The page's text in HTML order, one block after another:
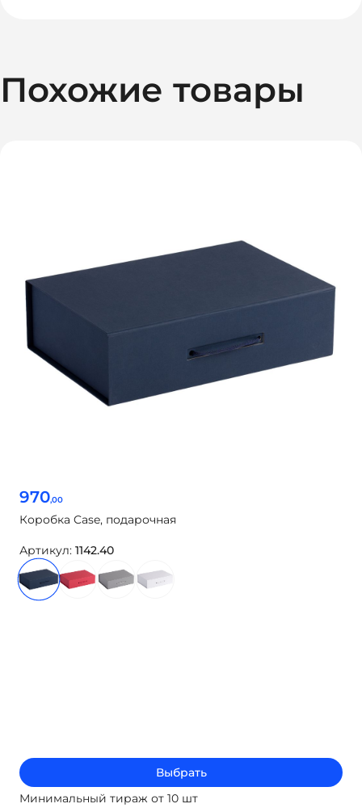
Похожие товары
970,00
Коробка Case, подарочная
Артикул: 1142.40
Выбрать
Минимальный тираж от 10 шт